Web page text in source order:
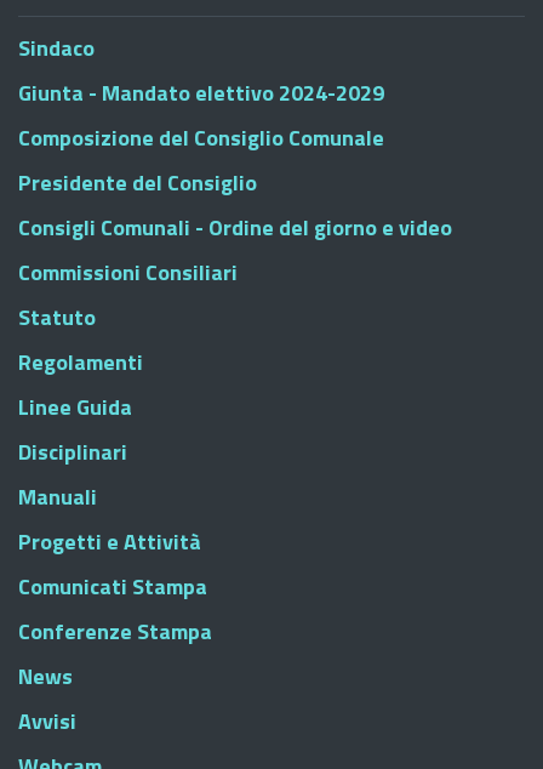
Sindaco
Giunta - Mandato elettivo 2024-2029
Composizione del Consiglio Comunale
Presidente del Consiglio
Consigli Comunali - Ordine del giorno e video
Commissioni Consiliari
Statuto
Regolamenti
Linee Guida
Disciplinari
Manuali
Progetti e Attività
Comunicati Stampa
Conferenze Stampa
News
Avvisi